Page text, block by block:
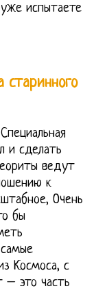
испытаете
старинного
и сделать
ведут
к
Очень
бы
Космоса, с
– это часть